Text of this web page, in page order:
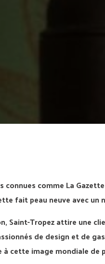
connues comme La
fait peau neuve avec un
Saint-Tropez attire une
de design et de
cette image mondiale de